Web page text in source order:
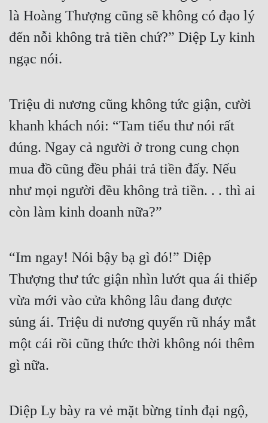
là Hoàng Thượng cũng sẽ không có đạo lý
đến nỗi không trả tiền chứ?” Diệp Ly kinh
ngạc nói.
Triệu di nương cũng không tức giận, cười
khanh khách nói: “Tam tiểu thư nói rất
đúng. Ngay cả người ở trong cung chọn
mua đồ cũng đều phải trả tiền đấy. Nếu
như mọi người đều không trả tiền. . . thì ai
còn làm kinh doanh nữa?”
“Im ngay! Nói bậy bạ gì đó!” Diệp
Thượng thư tức giận nhìn lướt qua ái thiếp
vừa mới vào cửa không lâu đang được
sủng ái. Triệu di nương quyến rũ nháy mắt
một cái rồi cũng thức thời không nói thêm
gì nữa.
Diệp Ly bày ra vẻ mặt bừng tỉnh đại ngộ,